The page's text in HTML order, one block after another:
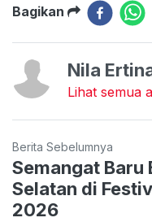
Bagikan
Nila
Lihat semua
Berita Sebelumnya
Semangat Baru
Selatan di
2026